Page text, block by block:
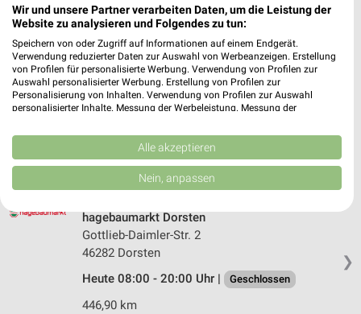
Heute 08:00 - 18:00 Uhr | Geschlossen
426,24 km
hbm Dorsten
Gottlieb-Daimler-Straße 2
Heute 08:00 - 20:00 Uhr |
446,84 km
❯
hagebaumarkt Dorsten
Gottlieb-Daimler-Str. 2
46282 Dorsten
Heute 08:00 - 20:00 Uhr |
Geschlossen
446,90 km
Wir und unsere Partner verarbeiten Daten, um die Leistung der
Website zu analysieren und Folgendes zu tun:
Speichern von oder Zugriff auf Informationen auf einem Endgerät.
Verwendung reduzierter Daten zur Auswahl von Werbeanzeigen. Erstellung
von Profilen für personalisierte Werbung. Verwendung von Profilen zur
Auswahl personalisierter Werbung. Erstellung von Profilen zur
Personalisierung von Inhalten. Verwendung von Profilen zur Auswahl
personalisierter Inhalte. Messung der Werbeleistung. Messung der
Kombinationen von Daten aus verschiedenen Quellen. Entwicklung und
Verbesserung der Angebote. Verwendung reduzierter Daten zur Auswahl
von Inhalten.
Daten können außerhalb der Europäischen Union weitergegeben und in die
Website/App.
Partnerliste anzeigen (1 IAB-Anbieter)
Wir nutzen Ihre Daten für folgende Zwecke:
IAB-Verarbeitungszwecke:
Speichern von oder Zugriff auf Informationen
Alle akzeptieren
Nein, anpassen